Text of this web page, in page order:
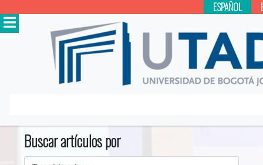
ESPAÑOL
Buscar artículos por